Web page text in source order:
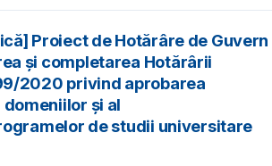
Proiect de Hotărâre de Guvern
și completarea Hotărârii
2020 privind aprobarea
şi al
de studii universitare